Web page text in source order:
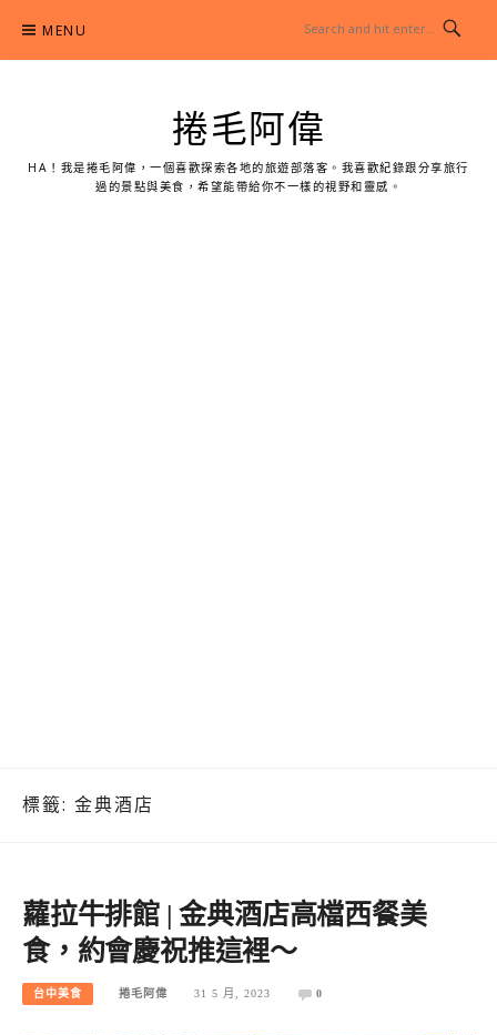
content
MENU
捲毛阿偉
HA！我是捲毛阿偉，一個喜歡探索各地的旅遊部落客。我喜歡紀錄跟分享旅行
過的景點與美食，希望能帶給你不一樣的視野和靈感。
標籤: 金典酒店
蘿拉牛排館 | 金典酒店高檔西餐美
食，約會慶祝推這裡～
台中美食 捲毛阿偉 31 5 月, 2023 0